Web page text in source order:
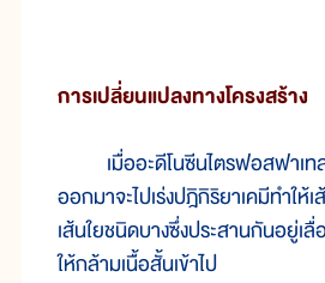
การเปลี่ยนแปลงทางโครงสร้าง
เมื่ออะดีโนซีนไตรฟอสฟาเ
ออกมาจะไปเร่งปฎิกิริยาเคมีทำให้
เส้นใยชนิดบางซึ่งประสานกันอยู่เ
ให้กล้ามเนื้อสั้นเข้าไป